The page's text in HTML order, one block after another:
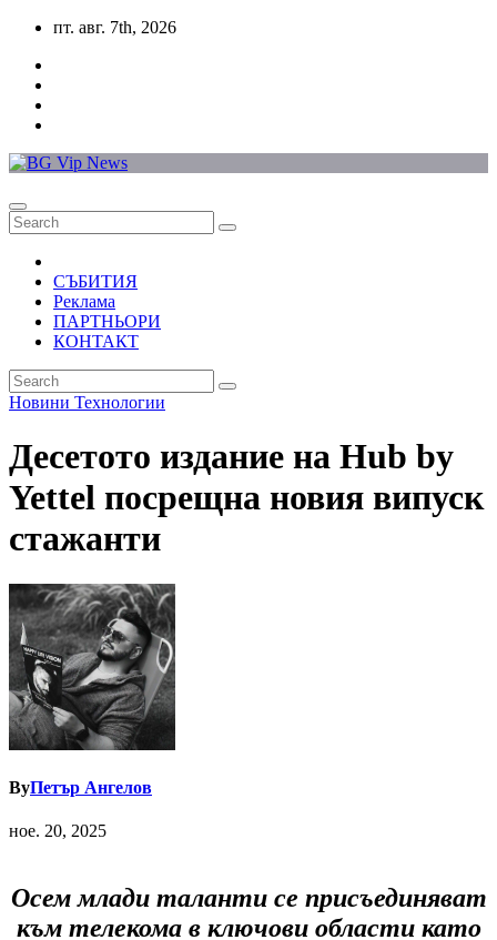
Skip
content
пт. авг. 7th, 2026
СЪБИТИЯ
Реклама
ПАРТНЬОРИ
КОНТАКТ
Новини Технологии
Десетото издание на Hub by
Yettel посрещна новия випуск
стажанти
ByПетър Ангелов
ное. 20, 2025
Осем млади таланти се присъединяват
към телекома в ключови области като